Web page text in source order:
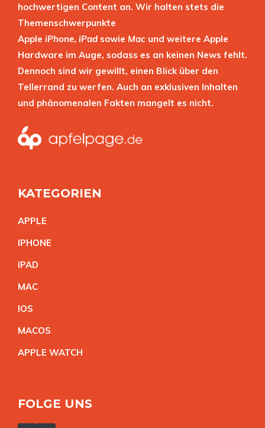
hochwertigen Content an. Wir halten stets die
Themenschwerpunkte
Apple iPhone, iPad sowie Mac und weitere Apple
Hardware im Auge, sodass es an keinen News fehlt.
Dennoch sind wir gewillt, einen Blick über den
Tellerrand zu werfen. Auch an exklusiven Inhalten
und phänomenalen Fakten mangelt es nicht.
KATEGORIEN
APPLE
IPHONE
IPAD
MAC
IOS
MACOS
APPLE WATCH
FOLGE UNS